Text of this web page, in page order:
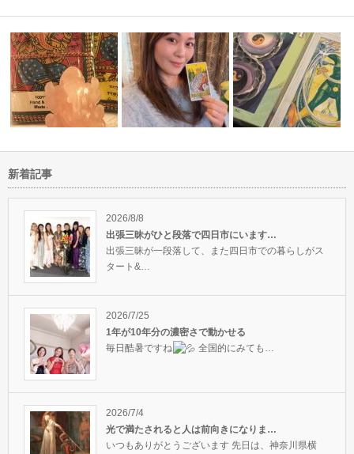
インド物語 自分自身の美と向き合う 唯一無二の手作りは最高
新着記事
2026/8/8
出張三昧がひと段落で四日市にいます…
出張三昧が一段落して、また四日市での暮らしがス
タート&…
2026/7/25
1年が10年分の濃密さで動かせる
毎日酷暑ですね
全国的にみても…
2026/7/4
光で満たされると人は前向きになりま…
いつもありがとうございます 先日は、神奈川県横